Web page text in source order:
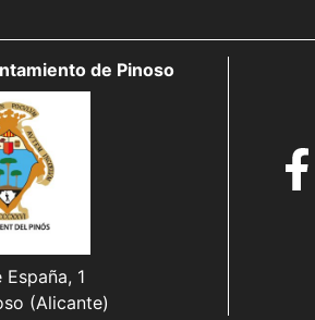
de Pinoso
España, 1
(Alicante)